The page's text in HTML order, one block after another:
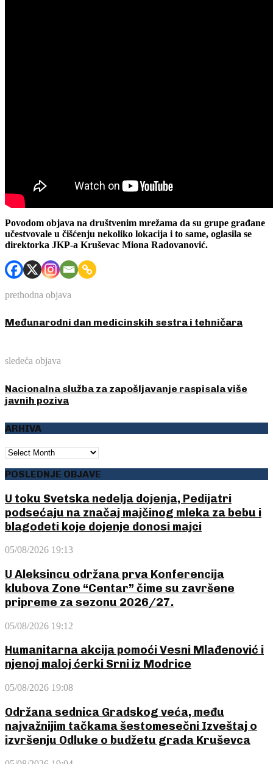
Povodom objava na društvenim mrežama da su grupe građane
učestvovale u čišćenju nekoliko lokacija i to same, oglasila se
direktorka JKP-a Kruševac Miona Radovanović.
prethodna objava
Međunarodni dan medicinskih sestra i tehničara
sledeća objava
Nacionalna služba za zapošljavanje raspisala više
javnih poziva
ARHIVA
ARHIVA
POSLEDNJE OBJAVE
U toku Svetska nedelja dojenja, Pedijatri
podsećaju na značaj majčinog mleka za bebu i
blagodeti koje dojenje donosi majci
05/08/2026 19:13
U Aleksincu održana prva Konferencija
klubova Zone “Centar” čime su završene
pripreme za sezonu 2026/27.
05/08/2026 19:12
Humanitarna akcija pomoći Vesni Mlađenović i
njenoj maloj ćerki Srni iz Modrice
05/08/2026 19:08
Održana sednica Gradskog veća, među
najvažnijim tačkama šestomesečni Izveštaj o
izvršenju Odluke o budžetu grada Kruševca